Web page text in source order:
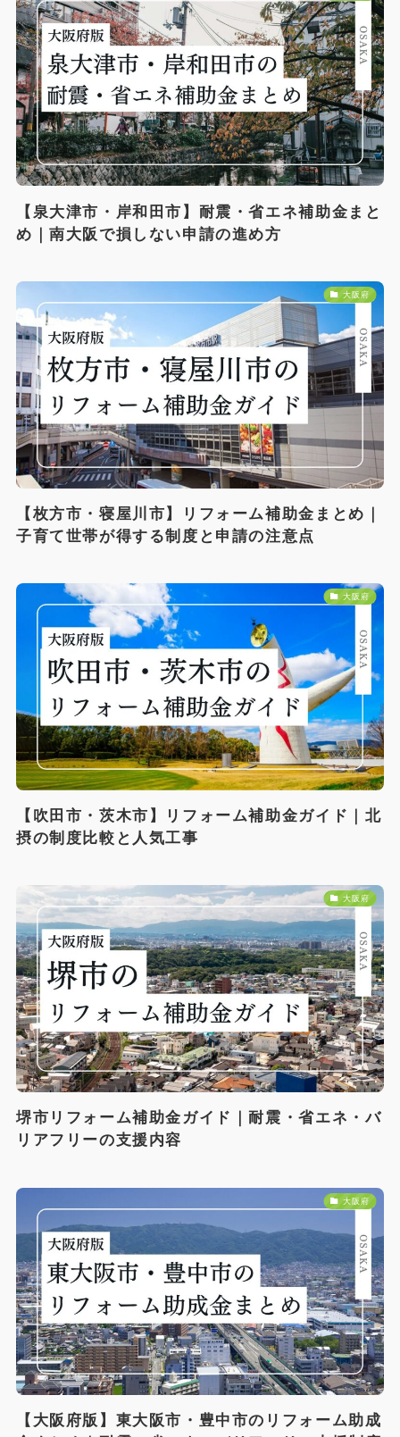
【泉大津市・岸和田市】耐震・省エネ補助金まと
め｜南大阪で損しない申請の進め方
大阪府
【枚方市・寝屋川市】リフォーム補助金まとめ｜
子育て世帯が得する制度と申請の注意点
大阪府
【吹田市・茨木市】リフォーム補助金ガイド｜北
摂の制度比較と人気工事
大阪府
堺市リフォーム補助金ガイド｜耐震・省エネ・バ
リアフリーの支援内容
大阪府
【大阪府版】東大阪市・豊中市のリフォーム助成